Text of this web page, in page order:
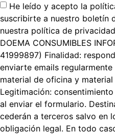
He leído y acepto la
suscribirte a nuestro boletín
nuestra política de
DOEMA CONSUMIBLES
41999897) Finalidad:
enviarte emails
material de oficina y material
Legitimación:
al enviar el formulario.
cederán a terceros salvo en
obligación legal. En todo